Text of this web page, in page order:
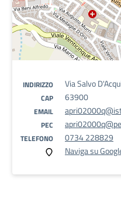
INDIRIZZO Via Salvo
CAP 63900
EMAIL
PEC
TELEFONO
0734 228829
Naviga su